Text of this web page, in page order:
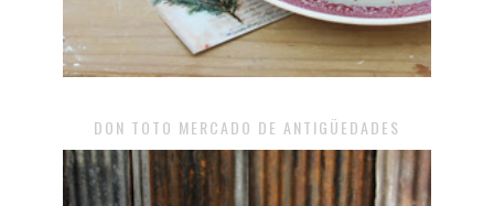
DON TOTO MERCADO DE ANTIGÜEDADES